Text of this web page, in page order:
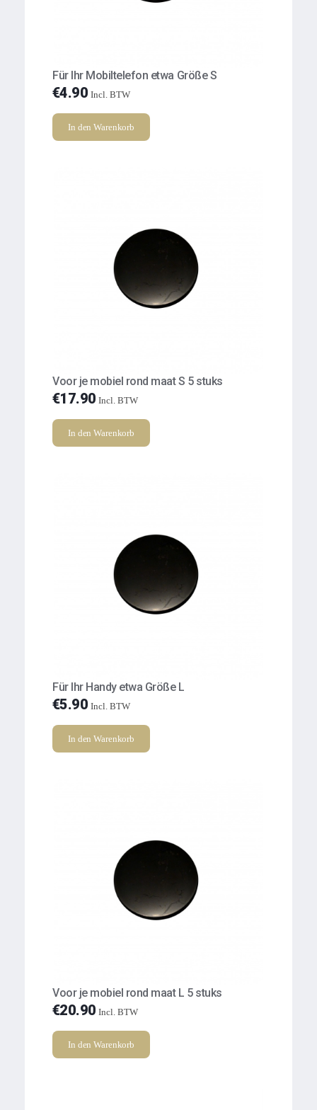
Für Ihr Mobiltelefon etwa Größe S
€4.90 Incl. BTW
In den Warenkorb
Voor je mobiel rond maat S 5 stuks
€17.90 Incl. BTW
In den Warenkorb
Für Ihr Handy etwa Größe L
€5.90 Incl. BTW
In den Warenkorb
Voor je mobiel rond maat L 5 stuks
€20.90 Incl. BTW
In den Warenkorb